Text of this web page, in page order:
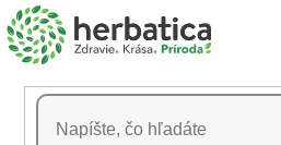
Prejsť
na
obsah